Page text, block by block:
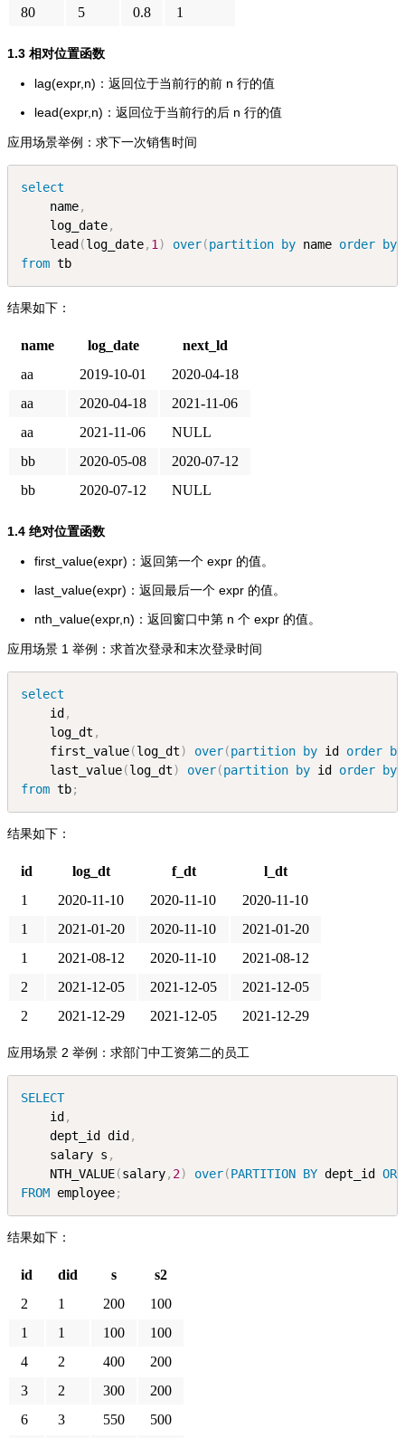
80 5 0.8 1
1.3 相对位置函数
lag(expr,n)：返回位于当前行的前 n 行的值
lead(expr,n)：返回位于当前行的后 n 行的值
应用场景举例：求下一次销售时间
select
    name
,
    log_date
,
    lead
(log_date, 1) over(partition by name order by
from tb
结果如下：
name log_date
next_ld
aa
2019-10-01
2020-04-18
aa
2020-04-18
2021-11-06
aa
2021-11-06
NULL
bb
2020-05-08
2020-07-12
bb
2020-07-12 NULL
1.4 绝对位置函数
first_value(expr)：返回第一个 expr 的值。
last_value(expr)：返回最后一个 expr 的值。
nth_value(expr,n)：返回窗口中第 n 个 expr 的值。
应用场景 1 举例：求首次登录和末次登录时间
select
    id
,
    log_dt
,
    first_value
(log_dt) over(partition by id order by
    last_value
(log_dt) over(partition by id order by
from tb;
结果如下：
id log_dt f_dt
l_dt
1
2020-11-10 2020-11-10
2020-11-10
1
2021-01-20 2020-11-10
2021-01-20
1
2021-08-12 2020-11-10
2021-08-12
2
2021-12-05 2021-12-05
2021-12-05
2
2021-12-29 2021-12-05 2021-12-29
应用场景 2 举例：求部门中工资第二的员工
SELECT
    id
,
    dept_id did
,
    salary s
,
    NTH_VALUE
(salary, 2) over(PARTITION BY dept_id
FROM employee;
结果如下：
id did s
s2
2
1 200
100
1
1 100
100
4
2 400
200
3
2 300
200
6
3 550
500